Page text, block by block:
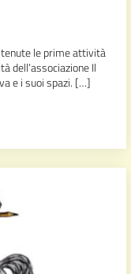
le prime attività
dell’associazione Il
e i suoi spazi. […]